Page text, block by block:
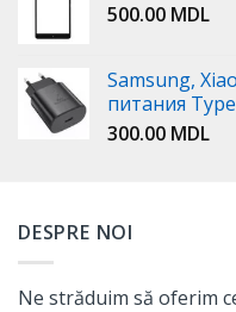
500.00 MDL
Samsung,
питания
300.00 MDL
DESPRE NOI
Ne străduim să oferim